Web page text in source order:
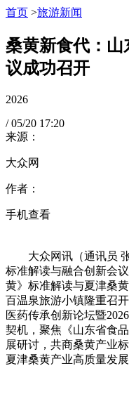
首页 >旅游新闻
桑黄新食代：
议成功召开
2026
/ 05/20 17:20
来源：
大众网
作者：
手机查看
大众网讯（通讯员 张
标准解读与融合创新会
黄》标准解读与夏津桑
百温泉旅游小镇隆重召
医药传承创新论坛暨
契机，聚焦《山东省食
展研讨，共商桑黄产业
夏津桑黄产业高质量发